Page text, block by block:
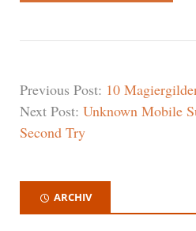
Previous Post: 10
Next Post: Unknown Mobile
Second Try
ARCHIV